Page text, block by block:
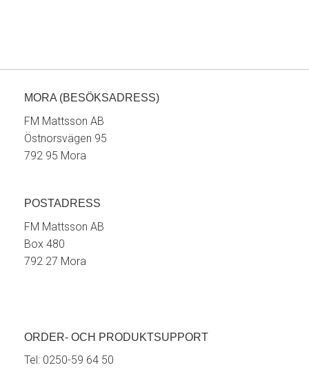
MORA (BESÖKSADRESS)
FM Mattsson AB
Östnorsvägen 95
792 95 Mora
POSTADRESS
FM Mattsson AB
Box 480
792 27 Mora
ORDER- OCH PRODUKTSUPPORT
Tel: 0250-59 64 50